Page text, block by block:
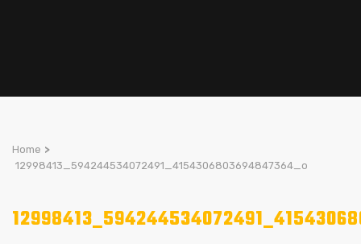
Home >
12998413_594244534072491_4154306803694847364_o